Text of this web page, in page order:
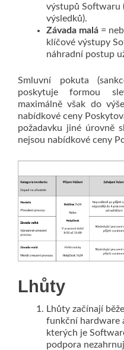
výstupů Softwaru
výsledků).
Závada malá =
klíčové výstupy
náhradní postup
Smluvní pokuta
poskytuje formou
maximálně však do
nabídkové ceny
požadavku jiné úrovně
nejsou nabídkové ceny
Lhůty
Lhůty začínají
funkční hardware
kterých je
podpora